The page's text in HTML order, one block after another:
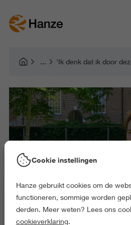
Cookie instellingen
Hanze gebruikt cookies om de
functioneren, sommige worden
derden. Meer weten? Lees ons
cookieverklaring.